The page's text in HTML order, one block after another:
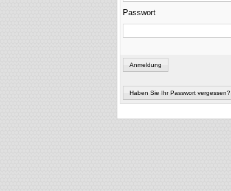
Passwort
Anmeldung
Haben Sie Ihr Passwort vergessen?